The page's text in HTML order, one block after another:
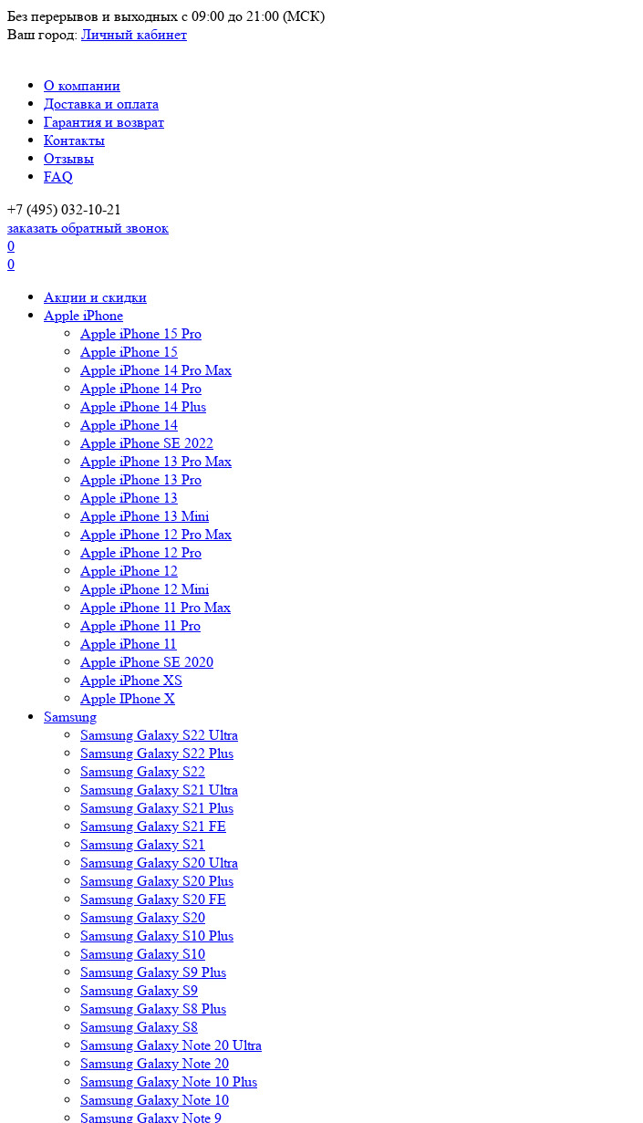
Без перерывов и выходных с 09:00 до 21:00 (МСК)
Ваш город: Личный кабинет
О компании
Доставка и оплата
Гарантия и возврат
Контакты
Отзывы
FAQ
+7 (495) 032-10-21
заказать обратный звонок
0
0
Акции и скидки
Apple iPhone
Apple iPhone 15 Pro
Apple iPhone 15
Apple iPhone 14 Pro Max
Apple iPhone 14 Pro
Apple iPhone 14 Plus
Apple iPhone 14
Apple iPhone SE 2022
Apple iPhone 13 Pro Max
Apple iPhone 13 Pro
Apple iPhone 13
Apple iPhone 13 Mini
Apple iPhone 12 Pro Max
Apple iPhone 12 Pro
Apple iPhone 12
Apple iPhone 12 Mini
Apple iPhone 11 Pro Max
Apple iPhone 11 Pro
Apple iPhone 11
Apple iPhone SE 2020
Apple iPhone XS
Apple IPhone X
Samsung
Samsung Galaxy S22 Ultra
Samsung Galaxy S22 Plus
Samsung Galaxy S22
Samsung Galaxy S21 Ultra
Samsung Galaxy S21 Plus
Samsung Galaxy S21 FE
Samsung Galaxy S21
Samsung Galaxy S20 Ultra
Samsung Galaxy S20 Plus
Samsung Galaxy S20 FE
Samsung Galaxy S20
Samsung Galaxy S10 Plus
Samsung Galaxy S10
Samsung Galaxy S9 Plus
Samsung Galaxy S9
Samsung Galaxy S8 Plus
Samsung Galaxy S8
Samsung Galaxy Note 20 Ultra
Samsung Galaxy Note 20
Samsung Galaxy Note 10 Plus
Samsung Galaxy Note 10
Samsung Galaxy Note 9